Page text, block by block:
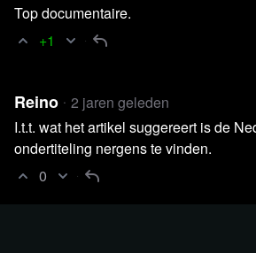
Lees verder
Top documentaire.
+1
Reino
2 jaren geleden
I.t.t. wat het artikel suggereert is de
ondertiteling nergens te vinden.
0